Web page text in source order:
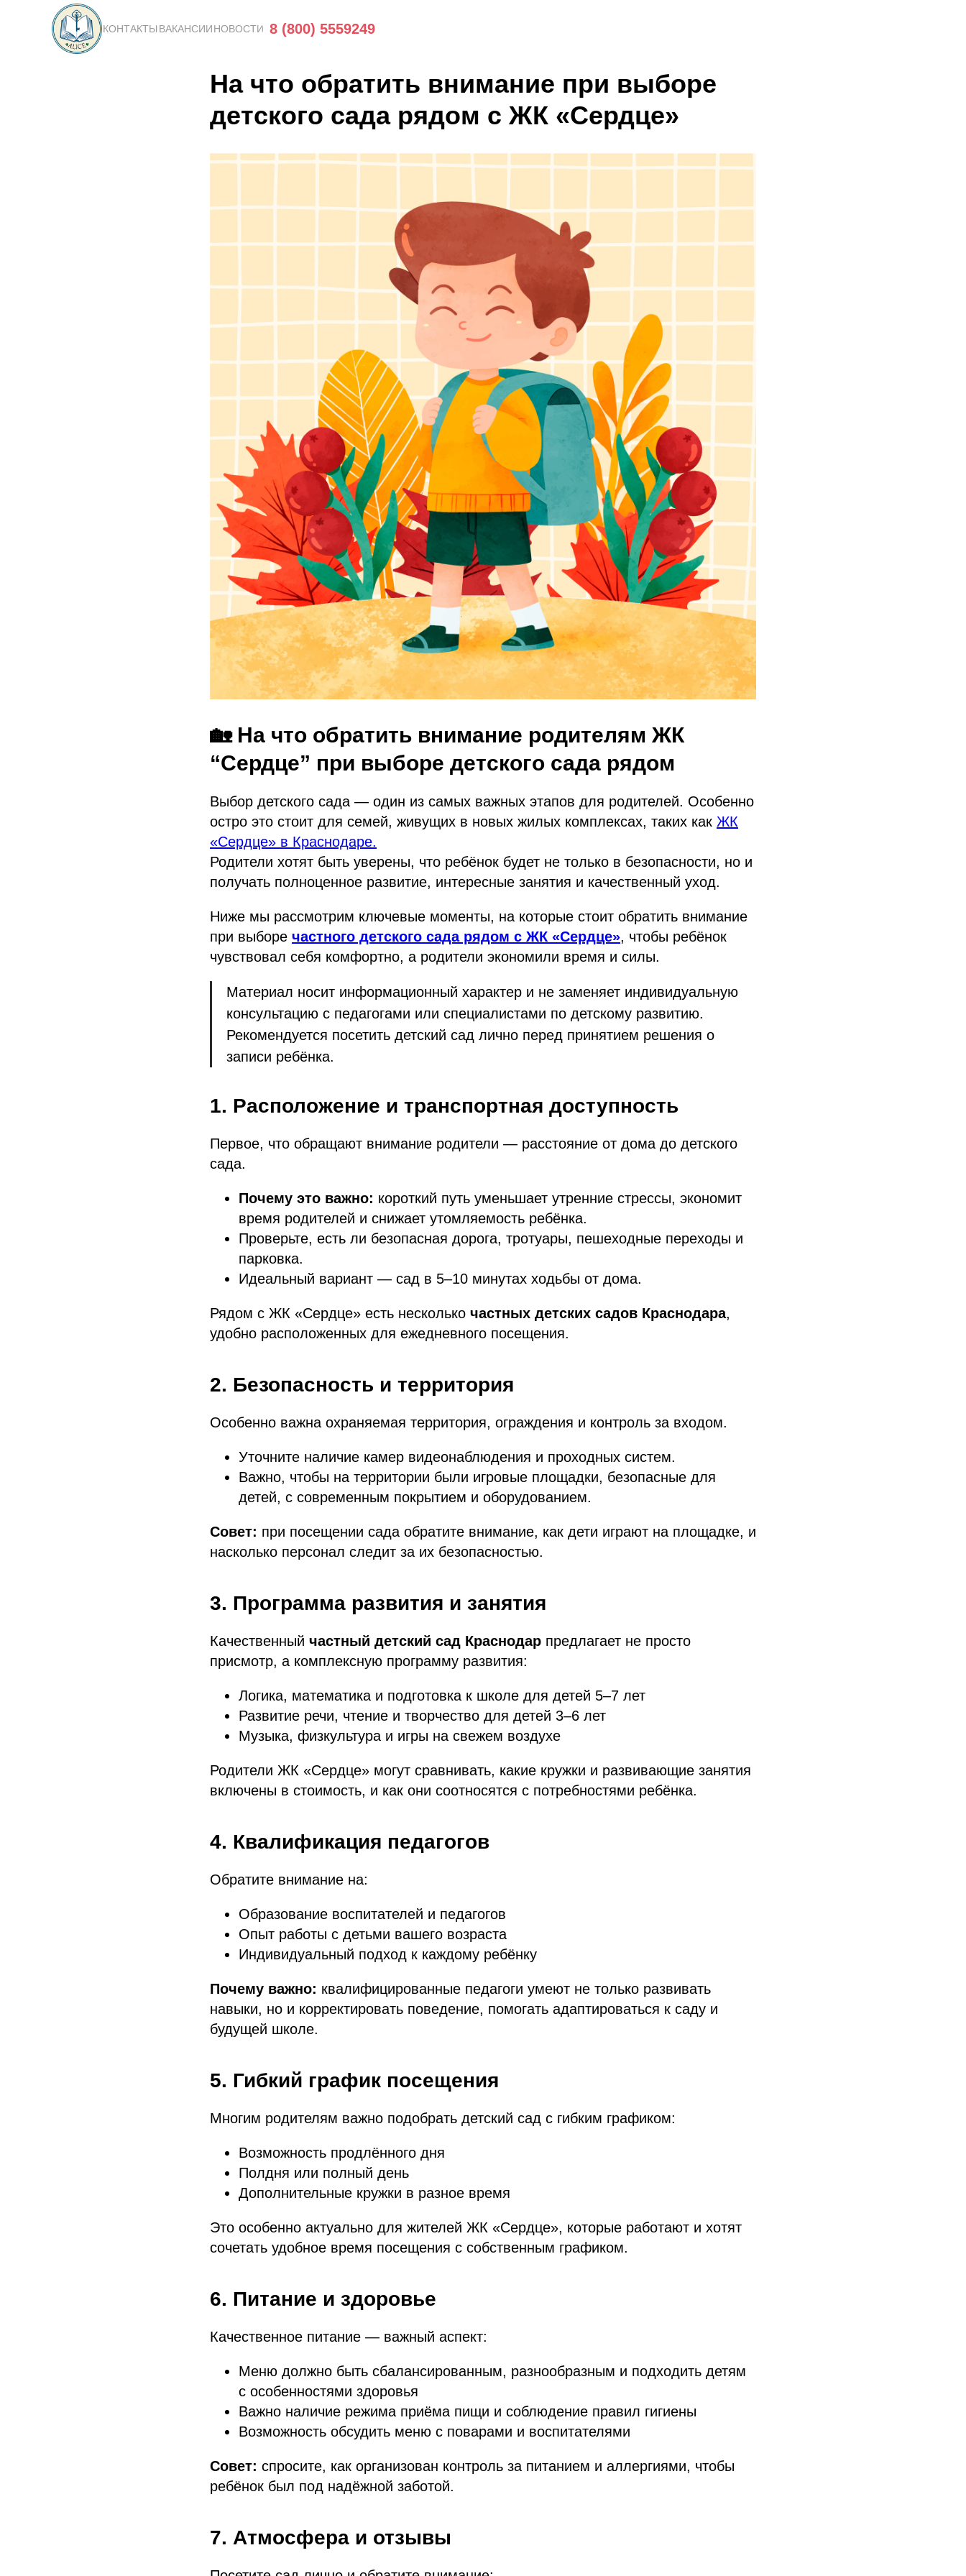
КОНТАКТЫ ВАКАНСИИНОВОСТИ 8 (800) 5559249
На что обратить внимание при выборе
детского сада рядом с ЖК «Сердце»
🏡 На что обратить внимание родителям ЖК
“Сердце” при выборе детского сада рядом
Выбор детского сада — один из самых важных этапов для родителей. Особенно
остро это стоит для семей, живущих в новых жилых комплексах, таких как ЖК
«Сердце» в Краснодаре.
Родители хотят быть уверены, что ребёнок будет не только в безопасности, но и
получать полноценное развитие, интересные занятия и качественный уход.
Ниже мы рассмотрим ключевые моменты, на которые стоит обратить внимание
при выборе частного детского сада рядом с ЖК «Сердце», чтобы ребёнок
чувствовал себя комфортно, а родители экономили время и силы.
Материал носит информационный характер и не заменяет индивидуальную
консультацию с педагогами или специалистами по детскому развитию.
Рекомендуется посетить детский сад лично перед принятием решения о
записи ребёнка.
1. Расположение и транспортная доступность
Первое, что обращают внимание родители — расстояние от дома до детского
сада.
Почему это важно: короткий путь уменьшает утренние стрессы, экономит
время родителей и снижает утомляемость ребёнка.
Проверьте, есть ли безопасная дорога, тротуары, пешеходные переходы и
парковка.
Идеальный вариант — сад в 5–10 минутах ходьбы от дома.
Рядом с ЖК «Сердце» есть несколько частных детских садов Краснодара,
удобно расположенных для ежедневного посещения.
2. Безопасность и территория
Особенно важна охраняемая территория, ограждения и контроль за входом.
Уточните наличие камер видеонаблюдения и проходных систем.
Важно, чтобы на территории были игровые площадки, безопасные для
детей, с современным покрытием и оборудованием.
Совет: при посещении сада обратите внимание, как дети играют на площадке, и
насколько персонал следит за их безопасностью.
3. Программа развития и занятия
Качественный частный детский сад Краснодар предлагает не просто
присмотр, а комплексную программу развития:
Логика, математика и подготовка к школе для детей 5–7 лет
Развитие речи, чтение и творчество для детей 3–6 лет
Музыка, физкультура и игры на свежем воздухе
Родители ЖК «Сердце» могут сравнивать, какие кружки и развивающие занятия
включены в стоимость, и как они соотносятся с потребностями ребёнка.
4. Квалификация педагогов
Обратите внимание на:
Образование воспитателей и педагогов
Опыт работы с детьми вашего возраста
Индивидуальный подход к каждому ребёнку
Почему важно: квалифицированные педагоги умеют не только развивать
навыки, но и корректировать поведение, помогать адаптироваться к саду и
будущей школе.
5. Гибкий график посещения
Многим родителям важно подобрать детский сад с гибким графиком:
Возможность продлённого дня
Полдня или полный день
Дополнительные кружки в разное время
Это особенно актуально для жителей ЖК «Сердце», которые работают и хотят
сочетать удобное время посещения с собственным графиком.
6. Питание и здоровье
Качественное питание — важный аспект:
Меню должно быть сбалансированным, разнообразным и подходить детям
с особенностями здоровья
Важно наличие режима приёма пищи и соблюдение правил гигиены
Возможность обсудить меню с поварами и воспитателями
Совет: спросите, как организован контроль за питанием и аллергиями, чтобы
ребёнок был под надёжной заботой.
7. Атмосфера и отзывы